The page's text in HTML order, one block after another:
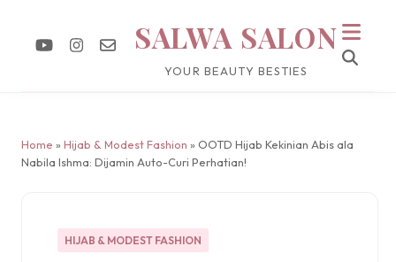
SALWA SALON
YOUR BEAUTY BESTIES
Home » Hijab & Modest Fashion » OOTD Hijab Kekinian Abis ala
Nabila Ishma: Dijamin Auto-Curi Perhatian!
HIJAB & MODEST FASHION